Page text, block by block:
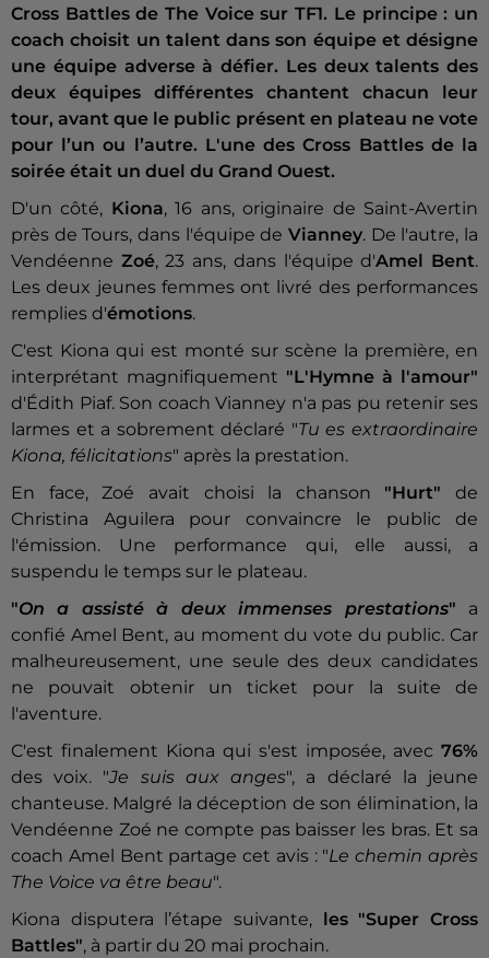
Cross Battles de The Voice sur TF1. Le principe : un
coach choisit un talent dans son équipe et désigne
une équipe adverse à défier. Les deux talents des
deux équipes différentes chantent chacun leur
tour, avant que le public présent en plateau ne vote
pour l’un ou l’autre. L'une des Cross Battles de la
soirée était un duel du Grand Ouest.
D'un côté, Kiona, 16 ans, originaire de Saint-Avertin
près de Tours, dans l'équipe de Vianney. De l'autre, la
Vendéenne Zoé, 23 ans, dans l'équipe d'Amel Bent.
Les deux jeunes femmes ont livré des performances
remplies d'émotions.
C'est Kiona qui est monté sur scène la première, en
interprétant magnifiquement "L'Hymne à l'amour"
d'Édith Piaf. Son coach Vianney n'a pas pu retenir ses
larmes et a sobrement déclaré "Tu es extraordinaire
Kiona, félicitations" après la prestation.
En face, Zoé avait choisi la chanson "Hurt" de
Christina Aguilera pour convaincre le public de
l'émission. Une performance qui, elle aussi, a
suspendu le temps sur le plateau.
"On a assisté à deux immenses prestations" a
confié Amel Bent, au moment du vote du public. Car
malheureusement, une seule des deux candidates
ne pouvait obtenir un ticket pour la suite de
l'aventure.
C'est finalement Kiona qui s'est imposée, avec 76%
des voix. "Je suis aux anges", a déclaré la jeune
chanteuse. Malgré la déception de son élimination, la
Vendéenne Zoé ne compte pas baisser les bras. Et sa
coach Amel Bent partage cet avis : "Le chemin après
The Voice va être beau".
Kiona disputera l’étape suivante,
les "Super Cross
Battles", à partir du 20 mai prochain.